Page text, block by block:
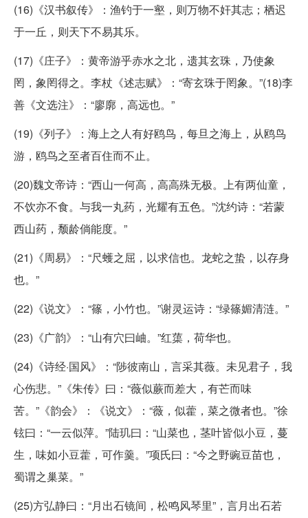
(16)《汉书叙传》：渔钓于一壑，则万物不奸其志；栖迟
于一丘，则天下不易其乐。
(17)《庄子》：黄帝游乎赤水之北，遗其玄珠，乃使象
罔，象罔得之。李杖《述志赋》：“寄玄珠于罔象。”(18)李
善《文选注》：“廖廓，高远也。”
(19)《列子》：海上之人有好鸥鸟，每旦之海上，从鸥鸟
游，鸥鸟之至者百住而不止。
(20)魏文帝诗：“西山一何高，高高殊无极。上有两仙童，
不饮亦不食。与我一丸药，光耀有五色。”沈约诗：“若蒙
西山药，颓龄倘能度。”
(21)《周易》：“尺蠖之屈，以求信也。龙蛇之蛰，以存身
也。”
(22)《说文》：“篠，小竹也。”谢灵运诗：“绿篠媚清涟。”
(23)《广韵》：“山有穴曰岫。”红蕖，荷华也。
(24)《诗经·国风》：“陟彼南山，言采其薇。未见君子，我
心伤悲。”《朱传》曰：“薇似蕨而差大，有芒而味
苦。”《韵会》：《说文》：“薇，似藿，菜之微者也。”徐
铉曰：“一云似萍。”陆玑曰：“山菜也，茎叶皆似小豆，蔓
生，味如小豆藿，可作羹。”项氏曰：“今之野豌豆苗也，
蜀谓之巢菜。”
(25)方弘静曰：“月出石镜间，松鸣风琴里”，言月出石若